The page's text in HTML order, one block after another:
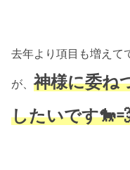
去年より項目も増えて
が、神様に委ね
したいです